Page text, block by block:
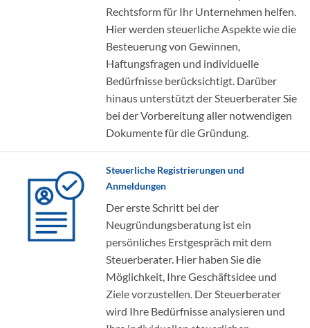
Rechtsform für Ihr Unternehmen helfen.
Hier werden steuerliche Aspekte wie die
Besteuerung von Gewinnen,
Haftungsfragen und individuelle
Bedürfnisse berücksichtigt. Darüber
hinaus unterstützt der Steuerberater Sie
bei der Vorbereitung aller notwendigen
Dokumente für die Gründung.
Steuerliche Registrierungen und
Anmeldungen
Der erste Schritt bei der
Neugründungsberatung ist ein
persönliches Erstgespräch mit dem
Steuerberater. Hier haben Sie die
Möglichkeit, Ihre Geschäftsidee und
Ziele vorzustellen. Der Steuerberater
wird Ihre Bedürfnisse analysieren und